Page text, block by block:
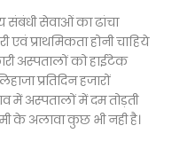
सेवाओं का ढांचा
प्राथमिकता होनी चाहिये
अस्पतालों को हाईटेक
प्रतिदिन हजारों
में अस्पतालों में दम तोड़ती
के अलावा कुछ भी नही है।